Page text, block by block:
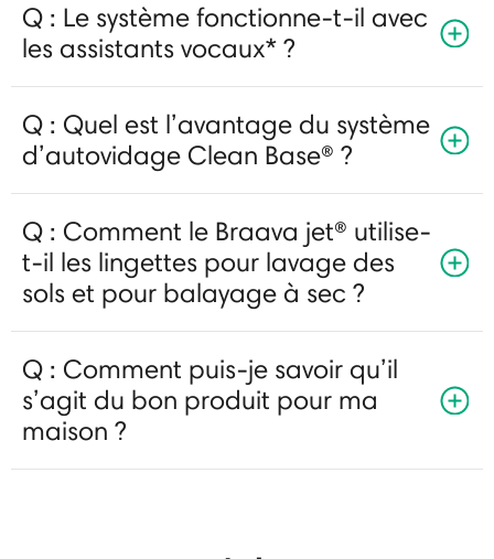
Q : Le système fonctionne-t-il avec
les assistants vocaux* ?
Q : Quel est l’avantage du système
d’autovidage Clean Base® ?
Q : Comment le Braava jet® utilise-
t-il les lingettes pour lavage des
sols et pour balayage à sec ?
Q : Comment puis-je savoir qu’il
s’agit du bon produit pour ma
maison ?